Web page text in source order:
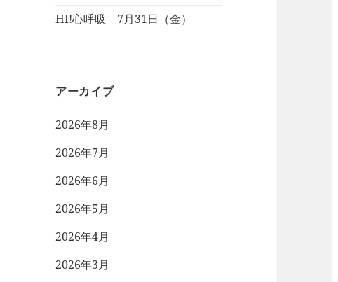
HI!心呼吸 7月31日（金）
アーカイブ
2026年8月
2026年7月
2026年6月
2026年5月
2026年4月
2026年3月